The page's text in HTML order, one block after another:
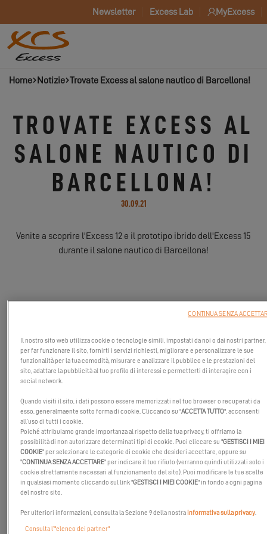
Newsletter Excess Lab MyExcess
Home Notizie Trovate Excess al salone nautico di Barcellona!
TROVATE EXCESS AL
SALONE NAUTICO DI
BARCELLONA!
30.09.21
Venite a scoprire l'Excess 12 e il prototipo ibrido dell'Excess 15
durante il salone nautico di Barcellona!
Il celebre salone nautico spagnolo è tornato! Ilsalone nautico di
Barcellonasi terrà dal 12 al 17 ottobre. Lo staff Excess è lieto di
presentarvi l'Excess 12e il prototipo ibrido dell'Excess 15durante
Il nostro sito web utilizza cookie o tecnologie simili, impostati da noi o dai nostri partner,
per far funzionare il sito, fornirti i servizi richiesti, migliorare e personalizzare le sue
funzionalità per la tua comodità, misurare e analizzare il pubblico e le prestazioni del
sito, adattare la pubblicità al tuo profilo di interessi e permetterti di interagire con i
social network.
Quando visiti il sito, i dati possono essere memorizzati nel tuo browser o recuperati da
esso, generalmaente sotto forma di cookie. Cliccando su "ACCETTA TUTTO", acconsenti
all’uso di tutti i cookie.
Poiché attribuiamo grande importanza al rispetto della tua privacy, ti offriamo la
possibilità di non autorizzare determinati tipi di cookie. Puoi cliccare su "GESTISCI I MIEI
COOKIE" per selezionare le categorie di cookie che desideri accettare, oppure su
"CONTINUA SENZA ACCETTARE" per indicare il tuo rifiuto (verranno quindi utilizzati solo i
cookie strettamente necessari al funzionamento del sito). Puoi modificare le tue scelte
in qualsiasi momento cliccando sul link "GESTISCI I MIEI COOKIE" in fondo a ogni pagina
del nostro sito.
Per ulteriori informazioni, consulta la Sezione 9 della nostra informativa sulla privacy
Consulta l’"elenco dei partner"
CONTINUA SENZA